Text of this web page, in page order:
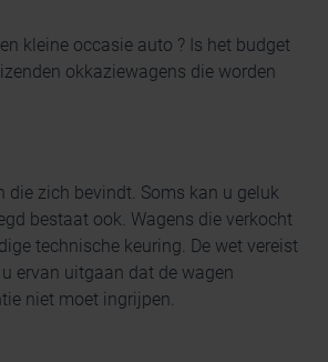
kleine occasie auto ? Is het budget
okkaziewagens die worden
die zich bevindt. Soms kan u geluk
bestaat ook. Wagens die verkocht
technische keuring. De wet vereist
ervan uitgaan dat de wagen
niet moet ingrijpen.